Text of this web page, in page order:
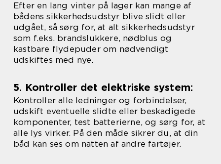
Efter en lang vinter på lager kan mange af
bådens sikkerhedsudstyr blive slidt eller
udgået, så sørg for, at alt sikkerhedsudstyr
som f.eks. brandslukkere, nødblus og
kastbare flydepuder om nødvendigt
udskiftes med nye.
5. Kontroller det elektriske system:
Kontroller alle ledninger og forbindelser,
udskift eventuelle slidte eller beskadigede
komponenter, test batterierne, og sørg for, at
alle lys virker. På den måde sikrer du, at din
båd kan ses om natten af andre fartøjer.